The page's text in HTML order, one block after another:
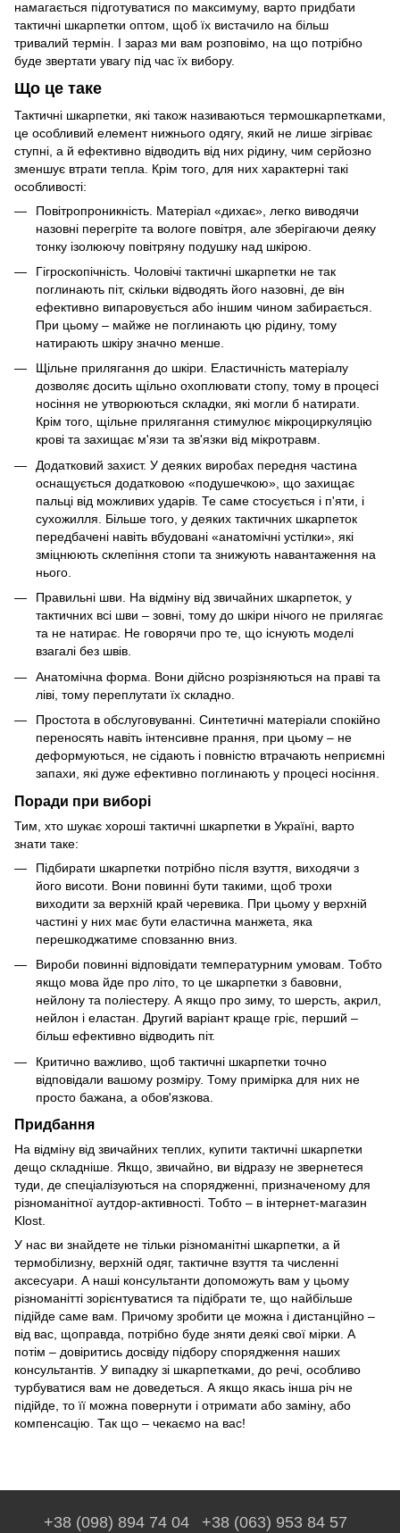
намагається підготуватися по максимуму, варто придбати
тактичні шкарпетки оптом, щоб їх вистачило на більш
тривалий термін. І зараз ми вам розповімо, на що потрібно
буде звертати увагу під час їх вибору.
Що це таке
Тактичні шкарпетки, які також називаються термошкарпетками,
це особливий елемент нижнього одягу, який не лише зігріває
ступні, а й ефективно відводить від них рідину, чим серйозно
зменшує втрати тепла. Крім того, для них характерні такі
особливості:
Повітропроникність. Матеріал «дихає», легко виводячи
назовні перегріте та вологе повітря, але зберігаючи деяку
тонку ізолюючу повітряну подушку над шкірою.
Гігроскопічність. Чоловічі тактичні шкарпетки не так
поглинають піт, скільки відводять його назовні, де він
ефективно випаровується або іншим чином забирається.
При цьому – майже не поглинають цю рідину, тому
натирають шкіру значно менше.
Щільне прилягання до шкіри. Еластичність матеріалу
дозволяє досить щільно охоплювати стопу, тому в процесі
носіння не утворюються складки, які могли б натирати.
Крім того, щільне прилягання стимулює мікроциркуляцію
крові та захищає м'язи та зв'язки від мікротравм.
Додатковий захист. У деяких виробах передня частина
оснащується додатковою «подушечкою», що захищає
пальці від можливих ударів. Те саме стосується і п'яти, і
сухожилля. Більше того, у деяких тактичних шкарпеток
передбачені навіть вбудовані «анатомічні устілки», які
зміцнюють склепіння стопи та знижують навантаження на
нього.
Правильні шви. На відміну від звичайних шкарпеток, у
тактичних всі шви – зовні, тому до шкіри нічого не прилягає
та не натирає. Не говорячи про те, що існують моделі
взагалі без швів.
Анатомічна форма. Вони дійсно розрізняються на праві та
ліві, тому переплутати їх складно.
Простота в обслуговуванні. Синтетичні матеріали спокійно
переносять навіть інтенсивне прання, при цьому – не
деформуються, не сідають і повністю втрачають неприємні
запахи, які дуже ефективно поглинають у процесі носіння.
Поради при виборі
Тим, хто шукає хороші тактичні шкарпетки в Україні, варто
знати таке:
Підбирати шкарпетки потрібно після взуття, виходячи з
його висоти. Вони повинні бути такими, щоб трохи
виходити за верхній край черевика. При цьому у верхній
частині у них має бути еластична манжета, яка
перешкоджатиме сповзанню вниз.
Вироби повинні відповідати температурним умовам. Тобто
якщо мова йде про літо, то це шкарпетки з бавовни,
нейлону та поліестеру. А якщо про зиму, то шерсть, акрил,
нейлон і еластан. Другий варіант краще гріє, перший –
більш ефективно відводить піт.
Критично важливо, щоб тактичні шкарпетки точно
відповідали вашому розміру. Тому примірка для них не
просто бажана, а обов'язкова.
Придбання
На відміну від звичайних теплих, купити тактичні шкарпетки
дещо складніше. Якщо, звичайно, ви відразу не звернетеся
туди, де спеціалізуються на спорядженні, призначеному для
різноманітної аутдор-активності. Тобто – в інтернет-магазин
Klost.
У нас ви знайдете не тільки різноманітні шкарпетки, а й
термобілизну, верхній одяг, тактичне взуття та численні
аксесуари. А наші консультанти допоможуть вам у цьому
різноманітті зорієнтуватися та підібрати те, що найбільше
підійде саме вам. Причому зробити це можна і дистанційно –
від вас, щоправда, потрібно буде зняти деякі свої мірки. А
потім – довіритись досвіду підбору спорядження наших
консультантів. У випадку зі шкарпетками, до речі, особливо
турбуватися вам не доведеться. А якщо якась інша річ не
підійде, то її можна повернути і отримати або заміну, або
компенсацію. Так що – чекаємо на вас!
+38 (098) 894 74 04 +38 (063) 953 84 57